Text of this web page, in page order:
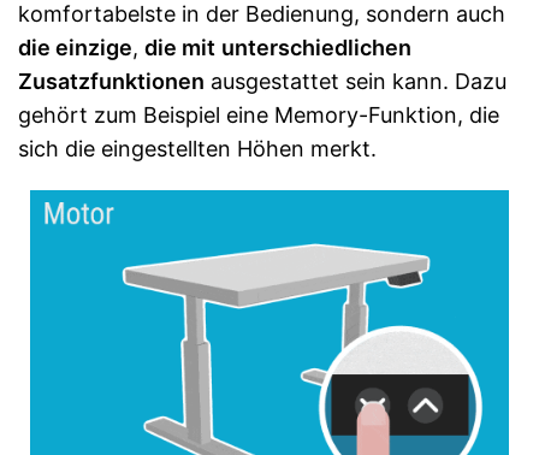
komfortabelste in der Bedienung, sondern auch
die einzige, die mit unterschiedlichen
Zusatzfunktionen ausgestattet sein kann. Dazu
gehört zum Beispiel eine Memory-Funktion, die
sich die eingestellten Höhen merkt.